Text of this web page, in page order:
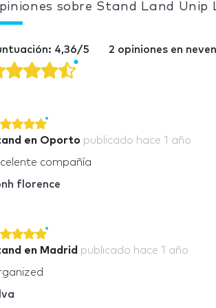
sobre Stand Land Unip
4,36/5 2 opiniones en
en Oporto publicado hace 1 año
compañía
florence
en Madrid publicado hace 1 año